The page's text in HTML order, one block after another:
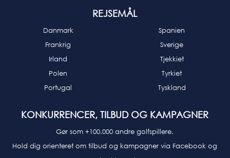
REJSEMÅL
Danmark
Frankrig
Irland
Polen
Portugal
Spanien
Sverige
Tjekkiet
Tyrkiet
Tyskland
KONKURRENCER, TILBUD OG KAMPAGNER
Gør som +100.000 andre golfspillere.
Hold dig orienteret om tilbud og kampagner via Facebook og